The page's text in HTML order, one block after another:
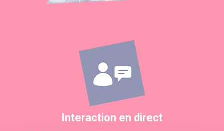
Interaction en direct